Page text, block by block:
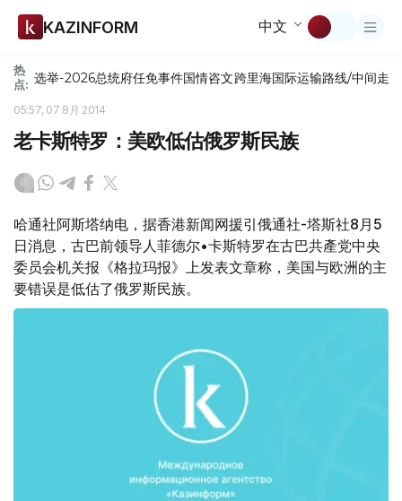
KAZINFORM 中文
热
点: 选举-2026总统府任免事件国情咨文跨里海国际运输路线/中间走廊
05:57, 07 8月 2014
老卡斯特罗：美欧低估俄罗斯民族
哈通社阿斯塔纳电，据香港新闻网援引俄通社-塔斯社8月5
日消息，古巴前领导人菲德尔•卡斯特罗在古巴共產党中央
委员会机关报《格拉玛报》上发表文章称，美国与欧洲的主
要错误是低估了俄罗斯民族。